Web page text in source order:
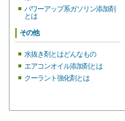
パワーアップ系ガソリン添加剤
とは
その他
水抜き剤とはどんなもの
エアコンオイル添加剤とは
クーラント強化剤とは